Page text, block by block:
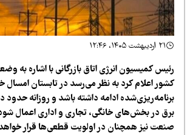
کمیسیون انرژی اتاق بازرگانی با اشاره به وضعیت
اعلام کرد به نظر می‌رسد در تابستان امسال
ادامه داشته باشد و روزانه حدود دو
در بخش‌های خانگی، تجاری و اداری اعمال شود؛ به
نیز همچنان در اولویت قطعی‌ها قرار خواهد